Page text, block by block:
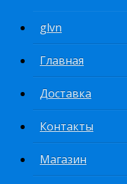
glvn
Главная
Доставка
Контакты
Магазин